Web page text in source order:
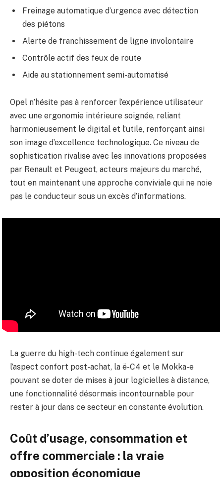
Freinage automatique d’urgence avec détection
des piétons
Alerte de franchissement de ligne involontaire
Contrôle actif des feux de route
Aide au stationnement semi-automatisé
Opel n’hésite pas à renforcer l’expérience utilisateur
avec une ergonomie intérieure soignée, reliant
harmonieusement le digital et l’utile, renforçant ainsi
son image d’excellence technologique. Ce niveau de
sophistication rivalise avec les innovations proposées
par Renault et Peugeot, acteurs majeurs du marché,
tout en maintenant une approche conviviale qui ne noie
pas le conducteur sous un excès d’informations.
La guerre du high-tech continue également sur
l’aspect confort post-achat, la ë-C4 et le Mokka-e
pouvant se doter de mises à jour logicielles à distance,
une fonctionnalité désormais incontournable pour
rester à jour dans ce secteur en constante évolution.
Coût d’usage, consommation et
offre commerciale : la vraie
opposition économique